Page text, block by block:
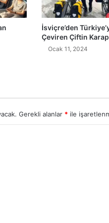
İsviçre’den
Çeviren Çiftin
Ocak 11, 2024
Gerekli alanlar * ile